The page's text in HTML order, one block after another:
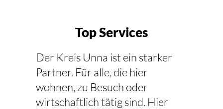
Top Services
Der Kreis Unna ist ein starker
Partner. Für alle, die hier
wohnen, zu Besuch oder
wirtschaftlich tätig sind. Hier